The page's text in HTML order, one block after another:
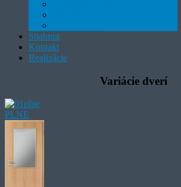
Stiahnut
Kontakt
Realizácie
Variácie dverí
PLNE